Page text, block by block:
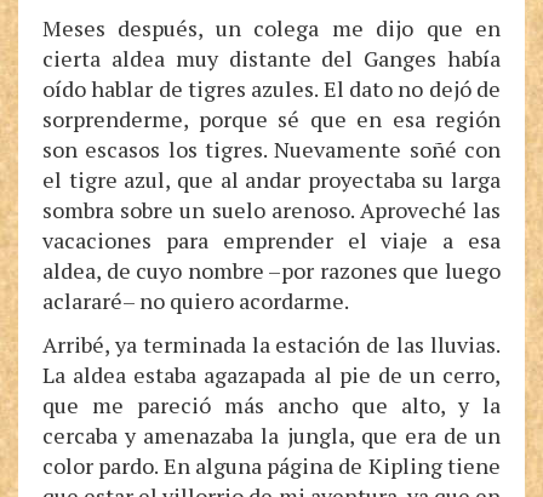
Meses después, un colega me dijo que en
cierta aldea muy distante del Ganges había
oído hablar de tigres azules. El dato no dejó de
sorprenderme, porque sé que en esa región
son escasos los tigres. Nuevamente soñé con
el tigre azul, que al andar proyectaba su larga
sombra sobre un suelo arenoso. Aproveché las
vacaciones para emprender el viaje a esa
aldea, de cuyo nombre ­­–por razones que luego
aclararé– no quiero acordarme.
Arribé, ya terminada la estación de las lluvias.
La aldea estaba agazapada al pie de un cerro,
que me pareció más ancho que alto, y la
cercaba y amenazaba la jungla, que era de un
color pardo. En alguna página de Kipling tiene